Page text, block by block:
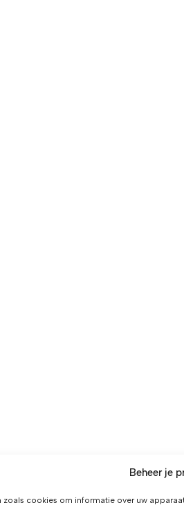
Beheer je
cookies om informatie over uw